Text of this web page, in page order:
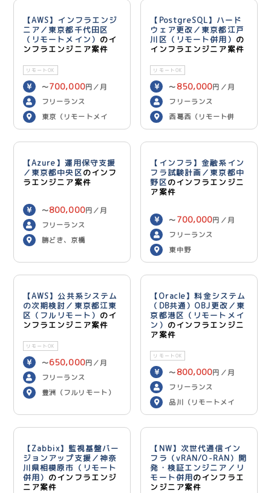
【AWS】インフラエンジ
ニア／東京都千代田区
（リモートメイン） のイ
ンフラエンジニア案件
リモートOK
〜700,000円／月
フリーランス
東京（リモートメイ
ン）
【PostgreSQL】ハード
ウェア更改／東京都江戸
川区（リモート併用） の
インフラエンジニア案件
リモートOK
〜 850,000円／月
フリーランス
西葛西（リモート併
用）
【Azure】運用保守支援
／東京都中央区のインフ
ラエンジニア案件
〜800,000円／月
フリーランス
勝どき、京橋
【インフラ】金融系イン
フラ試験計画／東京都中
野区のインフラエンジニ
ア案件
〜 700,000円／月
フリーランス
東中野
【AWS】公共系システム
の次期検討／東京都江東
区（フルリモート） のイ
ンフラエンジニア案件
リモートOK
〜650,000円／月
フリーランス
豊洲（フルリモート）
【Oracle】料金システム
（DB共通）OBJ更改／東
京都港区（リモートメイ
ン） のインフラエンジニ
ア案件
リモートOK
〜 800,000円／月
フリーランス
品川（リモートメイ
ン）
【Zabbix】監視基盤バー
ジョンアップ支援／神奈
川県相模原市（リモート
併用） のインフラエンジ
ニア案件
【NW】次世代通信イン
フラ（vRAN/O-RAN）開
発・検証エンジニア／リ
モート併用のインフラエ
ンジニア案件